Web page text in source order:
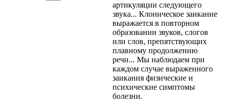
артикуляции следующего
звука... Клоническое заикание
выражается в повторном
образовании звуков, слогов
или слов, препятствующих
плавному продолжению
речи... Мы наблюдаем при
каждом случае выраженного
заикания физические и
психические симптомы
болезни.